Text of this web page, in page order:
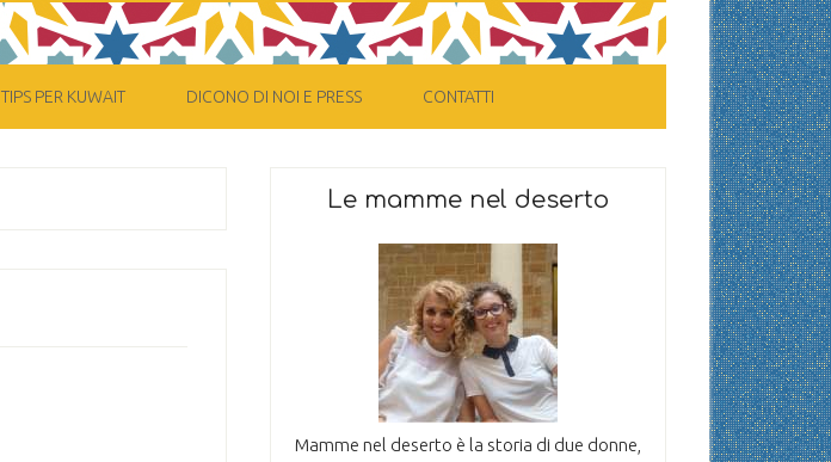
TIPS PER KUWAIT DICONO DI NOI E PRESS CONTATTI
Le mamme nel deserto
Mamme nel deserto è la storia di due donne,